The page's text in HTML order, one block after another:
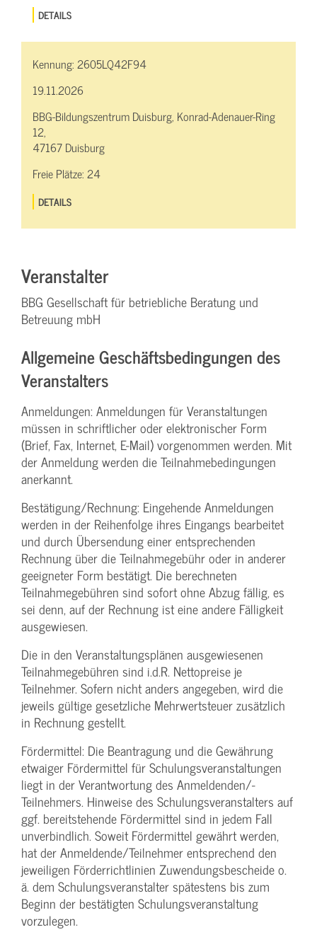
DETAILS
Kennung:2605LQ42F94
19.11.2026
BBG-Bildungszentrum Duisburg, Konrad-Adenauer-Ring
12,
47167 Duisburg
Freie Plätze:24
DETAILS
Veranstalter
BBG Gesellschaft für betriebliche Beratung und
Betreuung mbH
Allgemeine Geschäftsbedingungen des
Veranstalters
Anmeldungen: Anmeldungen für Veranstaltungen
müssen in schriftlicher oder elektronischer Form
(Brief, Fax, Internet, E-Mail) vorgenommen werden. Mit
der Anmeldung werden die Teilnahme­bedingungen
anerkannt.
Bestätigung­/Rechnung: Eingehende Anmeldungen
werden in der Reihenfolge ihres Eingangs bearbeitet
und durch Übersendung einer entsprechenden
Rechnung über die Teilnahmegebühr oder in anderer
geeigneter Form bestätigt. Die berechneten
Teilnahmegebühren sind sofort ohne Abzug fällig, es
sei denn, auf der Rechnung ist eine andere Fälligkeit
ausgewiesen.
Die in den Veranstaltungsplänen ausgewiesenen
Teilnahmegebühren sind i.d.R. Nettopreise je
Teilnehmer. Sofern nicht anders angegeben, wird die
jeweils gültige gesetzliche Mehrwertsteuer zusätzlich
in Rechnung gestellt.
Fördermittel: Die Beantragung und die Gewährung
etwaiger Fördermittel für Schulungs­veranstaltungen
liegt in der Verantwortung des Anmeldenden/­
Teilnehmers. Hinweise des Schulungs­veranstalters auf
ggf. bereitstehende Fördermittel sind in jedem Fall
unverbindlich. Soweit Fördermittel gewährt werden,
hat der Anmeldende/­Teilnehmer entsprechend den
jeweiligen Förderrichtlinien Zuwendungs­bescheide o.
ä. dem Schulungs­veranstalter spätestens bis zum
Beginn der bestätigten Schulungs­veranstaltung
vorzulegen.